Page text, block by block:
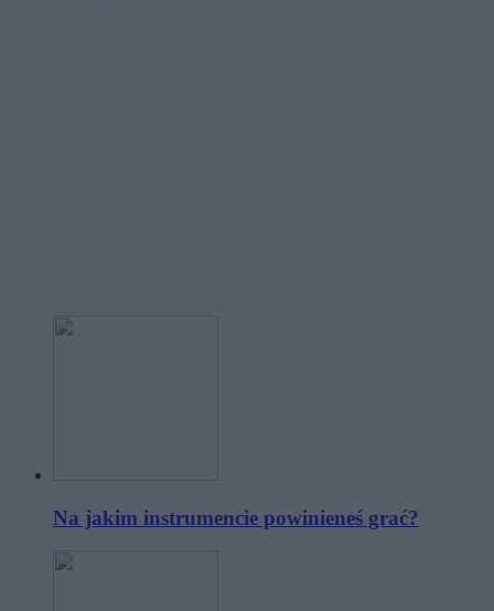
Na jakim instrumencie powinieneś grać?